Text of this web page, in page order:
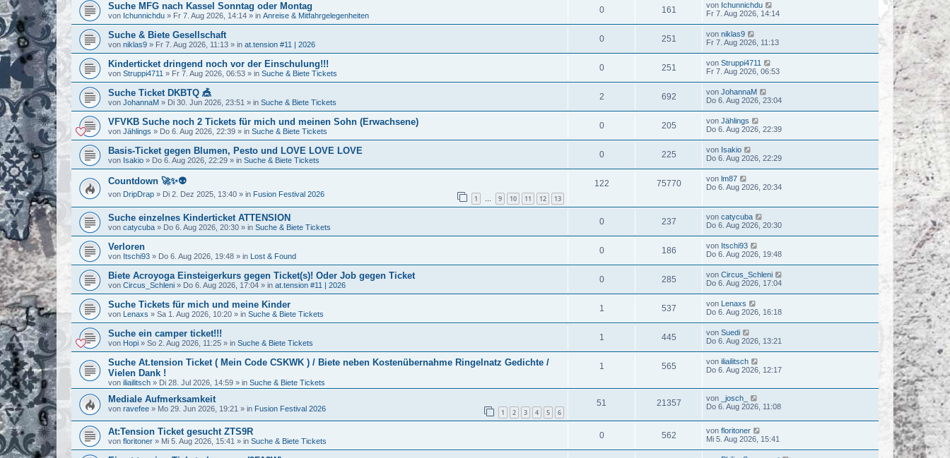
Suche MFG nach Kassel Sonntag oder Montag
von Ichunnichdu » Fr 7. Aug 2026, 14:14 » in Anreise & Mitfahrgelegenheiten
0 161 von Ichunnichdu
Fr 7. Aug 2026, 14:14
Suche & Biete Gesellschaft
von niklas9 » Fr 7. Aug 2026, 11:13 » in at.tension #11 | 2026
0 251 von niklas9
Fr 7. Aug 2026, 11:13
Kinderticket dringend noch vor der Einschulung!!!
von Struppi4711 » Fr 7. Aug 2026, 06:53 » in Suche & Biete Tickets
0 251 von Struppi4711
Fr 7. Aug 2026, 06:53
Suche Ticket DKBTQ 🎪
von JohannaM » Di 30. Jun 2026, 23:51 » in Suche & Biete Tickets
2 692 von JohannaM
Do 6. Aug 2026, 23:04
VFVKB Suche noch 2 Tickets für mich und meinen Sohn (Erwachsene)
von Jählings » Do 6. Aug 2026, 22:39 » in Suche & Biete Tickets
0 205 von Jählings
Do 6. Aug 2026, 22:39
Basis-Ticket gegen Blumen, Pesto und LOVE LOVE LOVE
von Isakio » Do 6. Aug 2026, 22:29 » in Suche & Biete Tickets
0 225 von Isakio
Do 6. Aug 2026, 22:29
Countdown 🚀✨👽
von DripDrap » Di 2. Dez 2025, 13:40 » in Fusion Festival 2026 1 … 9 10 11 12 13
122 75770 von lm87
Do 6. Aug 2026, 20:34
Suche einzelnes Kinderticket ATTENSION
von catycuba » Do 6. Aug 2026, 20:30 » in Suche & Biete Tickets
0 237 von catycuba
Do 6. Aug 2026, 20:30
Verloren
von Itschi93 » Do 6. Aug 2026, 19:48 » in Lost & Found
0 186 von Itschi93
Do 6. Aug 2026, 19:48
Biete Acroyoga Einsteigerkurs gegen Ticket(s)! Oder Job gegen Ticket
von Circus_Schleni » Do 6. Aug 2026, 17:04 » in at.tension #11 | 2026
0 285 von Circus_Schleni
Do 6. Aug 2026, 17:04
Suche Tickets für mich und meine Kinder
von Lenaxs » Sa 1. Aug 2026, 10:20 » in Suche & Biete Tickets
1 537 von Lenaxs
Do 6. Aug 2026, 16:18
Suche ein camper ticket!!!
von Hopi » So 2. Aug 2026, 11:25 » in Suche & Biete Tickets
1 445 von Suedi
Do 6. Aug 2026, 13:21
Suche At.tension Ticket ( Mein Code CSKWK ) / Biete neben Kostenübernahme Ringelnatz Gedichte /
Vielen Dank !
von iliailitsch » Di 28. Jul 2026, 14:59 » in Suche & Biete Tickets
1 565 von iliailitsch
Do 6. Aug 2026, 12:17
Mediale Aufmerksamkeit
von ravefee » Mo 29. Jun 2026, 19:21 » in Fusion Festival 2026 1 2 3 4 5 6
51 21357 von
_josch_
Do 6. Aug 2026, 11:08
At:Tension Ticket gesucht ZTS9R
von floritoner » Mi 5. Aug 2026, 15:41 » in Suche & Biete Tickets
0 562 von floritoner
Mi 5. Aug 2026, 15:41